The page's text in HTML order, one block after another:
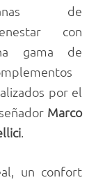
de
con
gama de
por el
Marco
.
un confort